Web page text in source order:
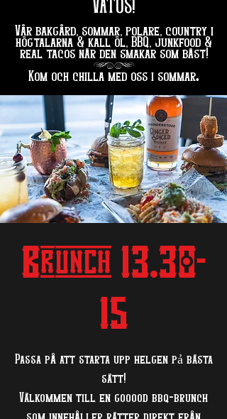
VATOS!
Vår bakgård, sommar, polare, country i
högtalarna & kall öl, BBQ, junkfood &
real tacos när den smakar som bäst!
hg
Kom och chilla med oss i sommar.
Brunch 13.30-
15
Passa på att starta upp helgen pả bästa
sätt!
Välkommen till en gooood bbq-brunch